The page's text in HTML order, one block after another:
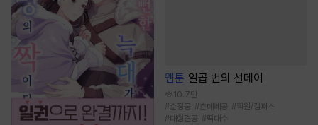
웹툰 일곱 번의 선데이
10.7만
#순정공 #츤데레공 #학원/캠퍼스
#대형견공 #떡대수